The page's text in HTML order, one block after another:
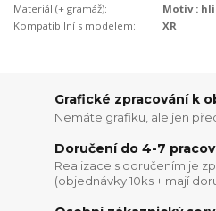
Materiál (+ gramáž):
Motiv :
Kompatibilní s modelem::
XR
Grafické zpracování k
Nemáte grafiku, ale jen
Doručení do 4-7
Realizace s doručením je
(objednávky 10ks + mají